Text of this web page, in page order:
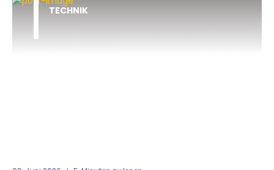
TECHNIK